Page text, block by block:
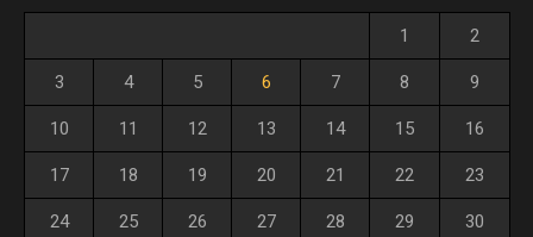
1 2
3 4 5 6 7 8 9
10 11 12 13 14 15 16
17 18 19 20 21 22 23
24 25 26 27 28 29 30